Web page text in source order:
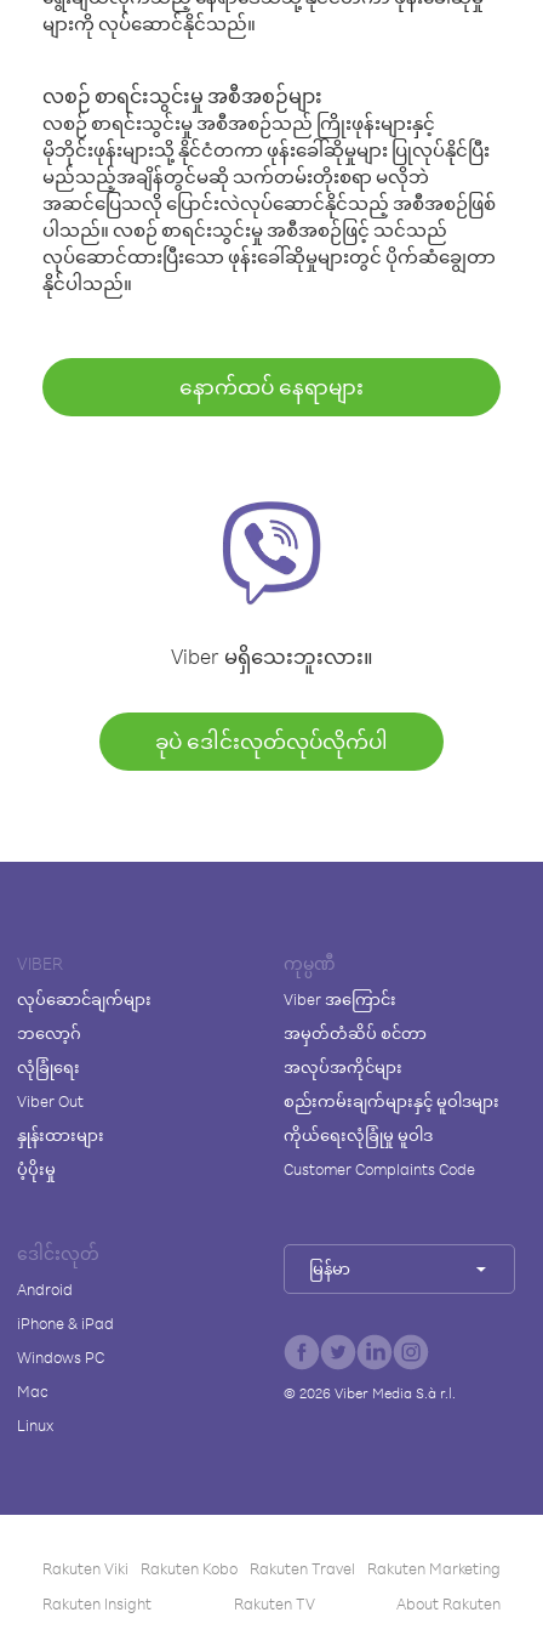
များကို လုပ်ဆောင်နိုင်သည်။
လစဉ် စာရင်းသွင်းမှု အစီအစဉ်များ
လစဉ် စာရင်းသွင်းမှု အစီအစဉ်သည် ကြိုးဖုန်းများနှင့်
မိုဘိုင်းဖုန်းများသို့ နိုင်ငံတကာ ဖုန်းခေါ်ဆိုမှုများ ပြုလုပ်နိုင်ပြီး
မည်သည့်အချိန်တွင်မဆို သက်တမ်းတိုးစရာ မလိုဘဲ
အဆင်ပြေသလို ပြောင်းလဲလုပ်ဆောင်နိုင်သည့် အစီအစဉ်ဖြစ်
ပါသည်။ လစဉ် စာရင်းသွင်းမှု အစီအစဉ်ဖြင့် သင်သည်
လုပ်ဆောင်ထားပြီးသော ဖုန်းခေါ်ဆိုမှုများတွင် ပိုက်ဆံချွေတာ
နိုင်ပါသည်။
နောက်ထပ် နေရာများ
Viber မရှိသေးဘူးလား။
ခုပဲ ဒေါင်းလုတ်လုပ်လိုက်ပါ
VIBER
လုပ်ဆောင်ချက်များ
ဘလော့ဂ်
လုံခြုံရေး
Viber Out
နှုန်းထားများ
ပံ့ပိုးမှု
ကုမ္ပဏီ
Viber အကြောင်း
အမှတ်တံဆိပ် စင်တာ
အလုပ်အကိုင်များ
စည်းကမ်းချက်များနှင့် မူဝါဒများ
ကိုယ်ရေးလုံခြုံမှု မူဝါဒ
Customer Complaints Code
ဒေါင်းလုတ်
Android
iPhone & iPad
Windows PC
Mac
Linux
မြန်မာ
© 2026Viber Media S.à r.l.
Rakuten Viki Rakuten Kobo Rakuten Travel
Rakuten Marketing
Rakuten Insight
Rakuten TV About Rakuten